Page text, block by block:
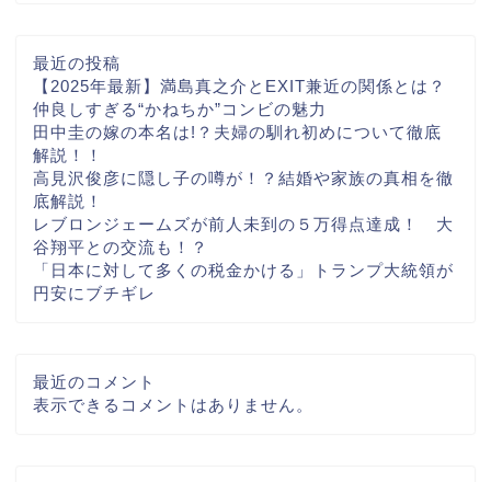
最近の投稿
【2025年最新】満島真之介とEXIT兼近の関係とは？
仲良しすぎる“かねちか”コンビの魅力
田中圭の嫁の本名は!？夫婦の馴れ初めについて徹底
解説！！
高見沢俊彦に隠し子の噂が！？結婚や家族の真相を徹
底解説！
レブロンジェームズが前人未到の５万得点達成！ 大
谷翔平との交流も！？
「日本に対して多くの税金かける」トランプ大統領が
円安にブチギレ
最近のコメント
表示できるコメントはありません。